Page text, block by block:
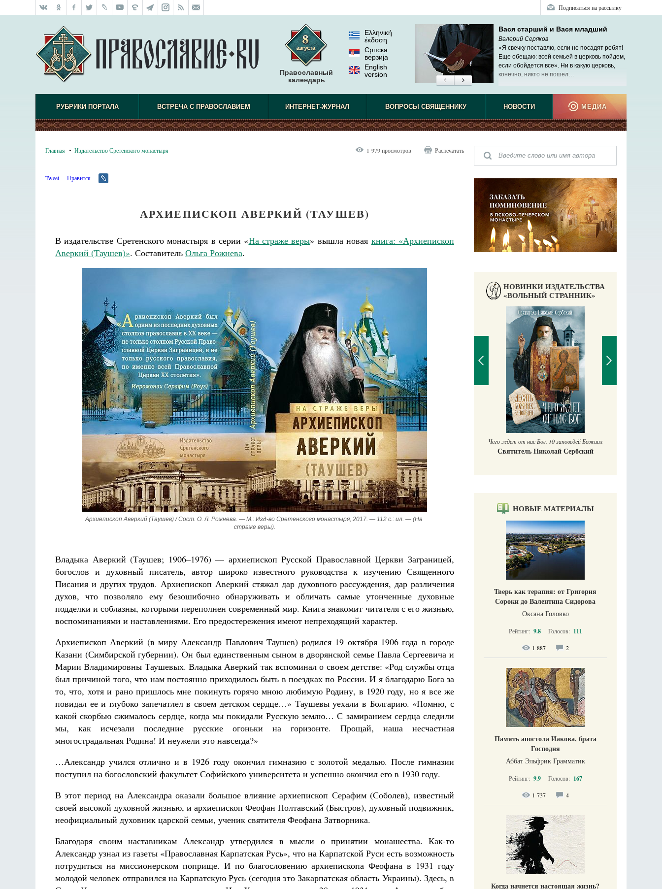
Подписаться на рассылку
Православный
календарь
Ελληνική
έκδοση
Српска
верзиjа
English
version
Вася старший и Вася младший
Валерий Серяков
«Я свечку поставлю, если не посадят ребят!
Еще обещаю: всей семьей в церковь пойдем,
если обойдется все». Ни в какую церковь,
конечно, никто не пошел…
РУБРИКИ ПОРТАЛА ВСТРЕЧА С ПРАВОСЛАВИЕМ ИНТЕРНЕТ-ЖУРНАЛ ВОПРОСЫ СВЯЩЕННИКУ НОВОСТИ МЕДИА
Главная Издательство Сретенского монастыря 1 979 просмотров Распечатать
Tweet Нравится
АРХИЕПИСКОП АВЕРКИЙ (ТАУШЕВ)
В издательстве Сретенского монастыря в серии «На страже веры» вышла новая книга: «Архиепископ
Аверкий (Таушев)». Составитель Ольга Рожнева.
Архиепископ Аверкий (Таушев) / Сост. О. Л. Рожнева. — М.: Изд-во Сретенского монастыря, 2017. — 112 с.: ил. — (На
страже веры).
Владыка Аверкий (Таушев; 1906–1976) — архиепископ Русской Православной Церкви Заграницей,
богослов и духовный писатель, автор широко известного руководства к изучению Священного
Писания и других трудов. Архиепископ Аверкий стяжал дар духовного рассуждения, дар различения
духов, что позволяло ему безошибочно обнаруживать и обличать самые утонченные духовные
подделки и соблазны, которыми переполнен современный мир. Книга знакомит читателя с его жизнью,
воспоминаниями и наставлениями. Его предостережения имеют непреходящий характер.
Архиепископ Аверкий (в миру Александр Павлович Таушев) родился 19 октября 1906 года в городе
Казани (Симбирской губернии). Он был единственным сыном в дворянской семье Павла Сергеевича и
Марии Владимировны Таушевых. Владыка Аверкий так вспоминал о своем детстве: «Род службы отца
был причиной того, что нам постоянно приходилось быть в поездках по России. И я благодарю Бога за
то, что, хотя и рано пришлось мне покинуть горячо мною любимую Родину, в 1920 году, но я все же
повидал ее и глубоко запечатлел в своем детском сердце…» Таушевы уехали в Болгарию. «Помню, с
какой скорбью сжималось сердце, когда мы покидали Русскую землю… С замиранием сердца следили
мы, как исчезали последние русские огоньки на горизонте. Прощай, наша несчастная
многострадальная Родина! И неужели это навсегда?»
…Александр учился отлично и в 1926 году окончил гимназию с золотой медалью. После гимназии
поступил на богословский факультет Софийского университета и успешно окончил его в 1930 году.
В этот период на Александра оказали большое влияние архиепископ Серафим (Соболев), известный
своей высокой духовной жизнью, и архиепископ Феофан Полтавский (Быстров), духовный подвижник,
неофициальный духовник царской семьи, ученик святителя Феофана Затворника.
Благодаря своим наставникам Александр утвердился в мысли о принятии монашества. Как-то
Александр узнал из газеты «Православная Карпатская Русь», что на Карпатской Руси есть возможность
потрудиться на миссионерском поприще. И по благословению архиепископа Феофана в 1931 году
молодой человек отправился на Карпатскую Русь (сегодня это Закарпатская область Украины). Здесь, в
НОВИНКИ ИЗДАТЕЛЬСТВА
«ВОЛЬНЫЙ СТРАННИК»
Разлуки не будет
Фредерика де Грааф Как найти своё место в жизни
Кирилл Мурышев
Великомученик Георгий Победоносец. Научись у
святого
Роман Котов Чего ждет от нас Бог. 10 заповедей Божиих
Святитель Николай Сербский
НОВЫЕ МАТЕРИАЛЫ
Тверь как терапия: от Григория
Сороки до Валентина Сидорова
Оксана Головко
Рейтинг: 9.8 Голосов: 111
1 887 2
Память апостола Иакова, брата
Господня
Аббат Эльфрик Грамматик
Рейтинг: 9.9 Голосов: 167
1 737 4
Когда начнется настоящая жизнь?